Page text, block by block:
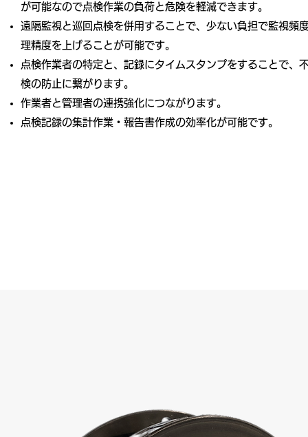
が可能なので点検作業の負荷と危険を軽減できます。
遠隔監視と巡回点検を併用することで、少ない負担で監視頻
理精度を上げることが可能です。
点検作業者の特定と、記録にタイムスタンプをすることで、
検の防止に繋がります。
作業者と管理者の連携強化につながります。
点検記録の集計作業・報告書作成の効率化が可能です。